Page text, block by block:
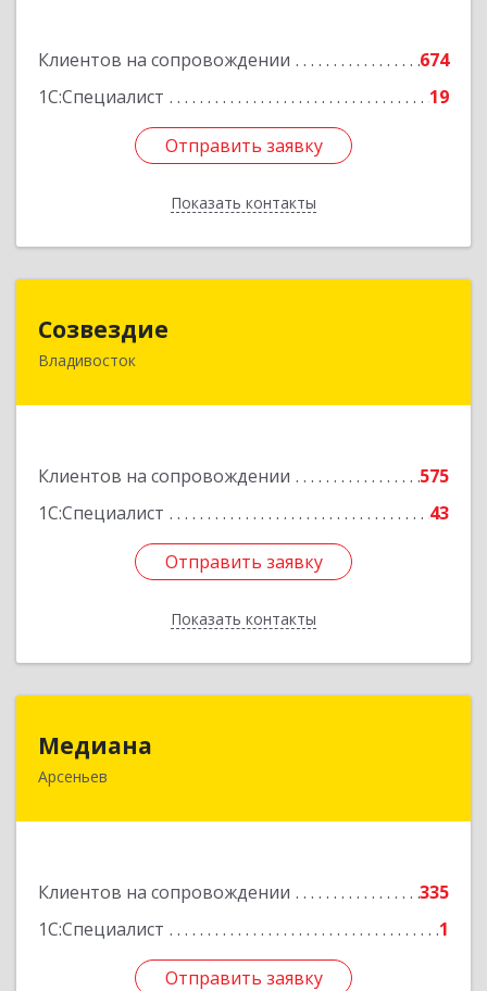
Клиентов на сопровождении
674
1С:Специалист
19
Отправить заявку
Показать контакты
Отправить заявку
Назад
Созвездие
Владивосток
Клиентов на сопровождении
575
1С:Специалист
43
Отправить заявку
Показать контакты
690069, Приморский край, Владивосток г,
Отправить заявку
Назад
Медиана
Арсеньев
Клиентов на сопровождении
335
1С:Специалист
1
Отправить заявку
Отправить заявку